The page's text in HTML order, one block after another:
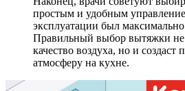
простым и удобным
эксплуатации был
Правильный выбор вытяжки не
качество воздуха, но и создаст
атмосферу на кухне.